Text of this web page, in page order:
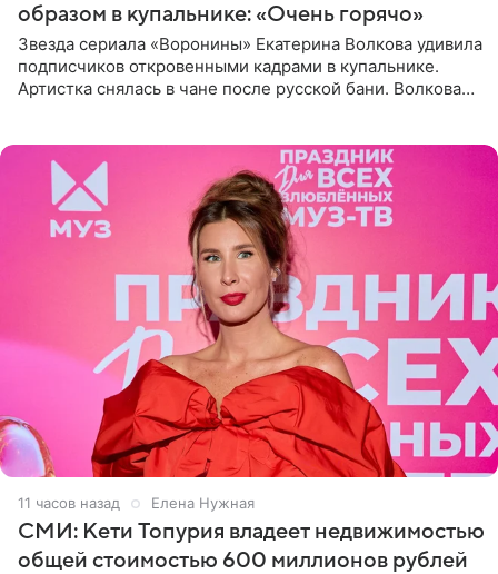
образом в купальнике: «Очень горячо»
Звезда сериала «Воронины» Екатерина Волкова удивила
подписчиков откровенными кадрами в купальнике.
Артистка снялась в чане после русской бани. Волкова
11 часов назад Елена Нужная
СМИ: Кети Топурия владеет недвижимостью
общей стоимостью 600 миллионов рублей